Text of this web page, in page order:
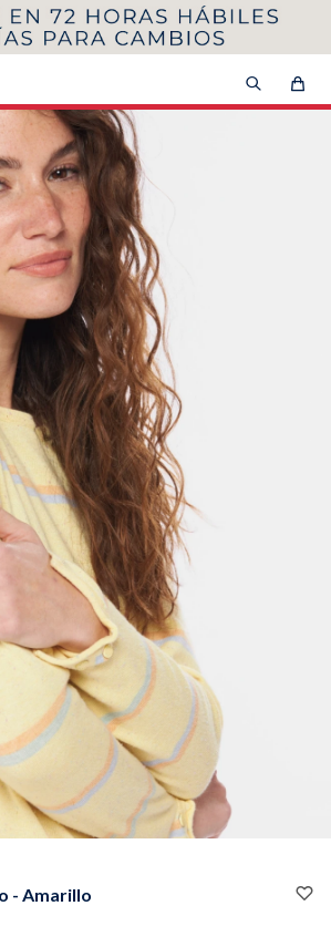
- Amarillo
MI CUENTA
COLECCIÓN DE HOMBRE
SEGUNDA 50%
Camisas
Pantalones
Chalecos